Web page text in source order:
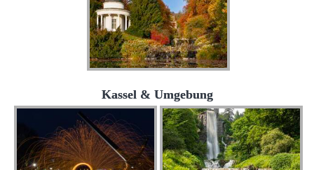
Kassel & Umgebung